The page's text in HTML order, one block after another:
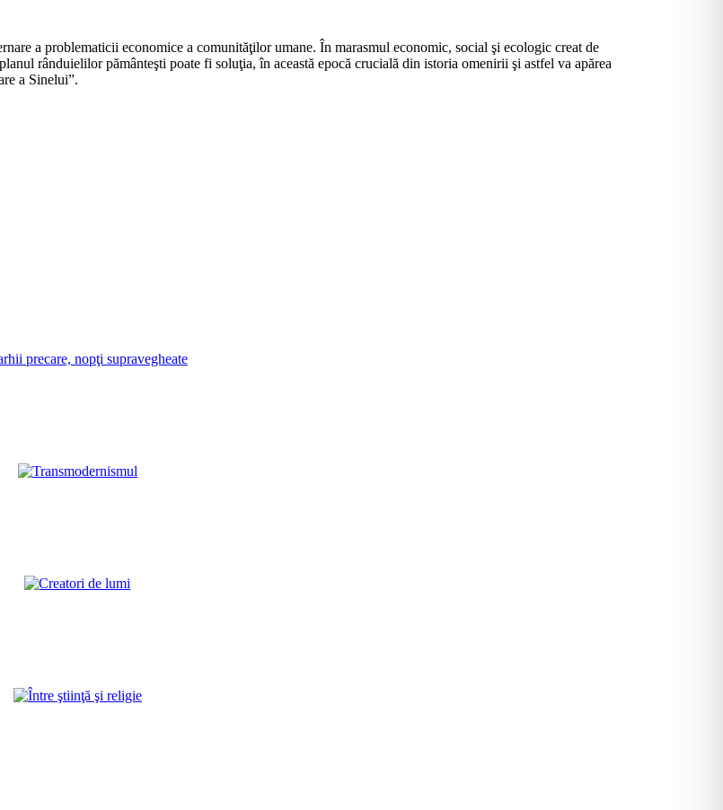
a problematicii economice a comunităţilor umane. În marasmul economic, social şi ecologic creat de
rânduielilor pământeşti poate fi soluţia, în această epocă crucială din istoria omenirii şi astfel va apărea
a Sinelui”.